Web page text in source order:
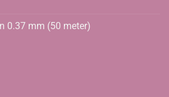
0.37 mm (50 meter)